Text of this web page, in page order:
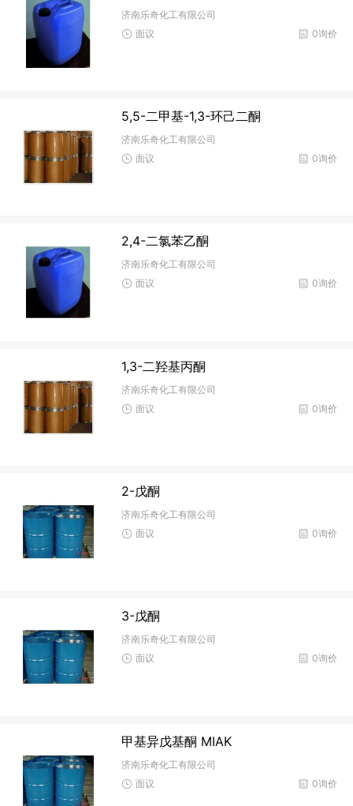
济南乐奇化工有限公司
0询价
面议
5,5-二甲基-1,3-环己二酮
济南乐奇化工有限公司
0询价
面议
2,4-二氯苯乙酮
济南乐奇化工有限公司
0询价
面议
1,3-二羟基丙酮
济南乐奇化工有限公司
0询价
面议
2-戊酮
济南乐奇化工有限公司
0询价
面议
3-戊酮
济南乐奇化工有限公司
0询价
面议
甲基异戊基酮 MIAK
济南乐奇化工有限公司
0询价
面议